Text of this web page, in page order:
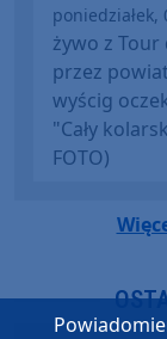
poniedziałek,
żywo z
przez
wyścig
"Cały
FOTO)